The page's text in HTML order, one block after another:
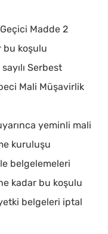
Madde 2
bu koşulu
Serbest
Mali Müşavirlik
yeminli mali
kuruluşu
belgelemeleri
kadar bu koşulu
belgeleri iptal